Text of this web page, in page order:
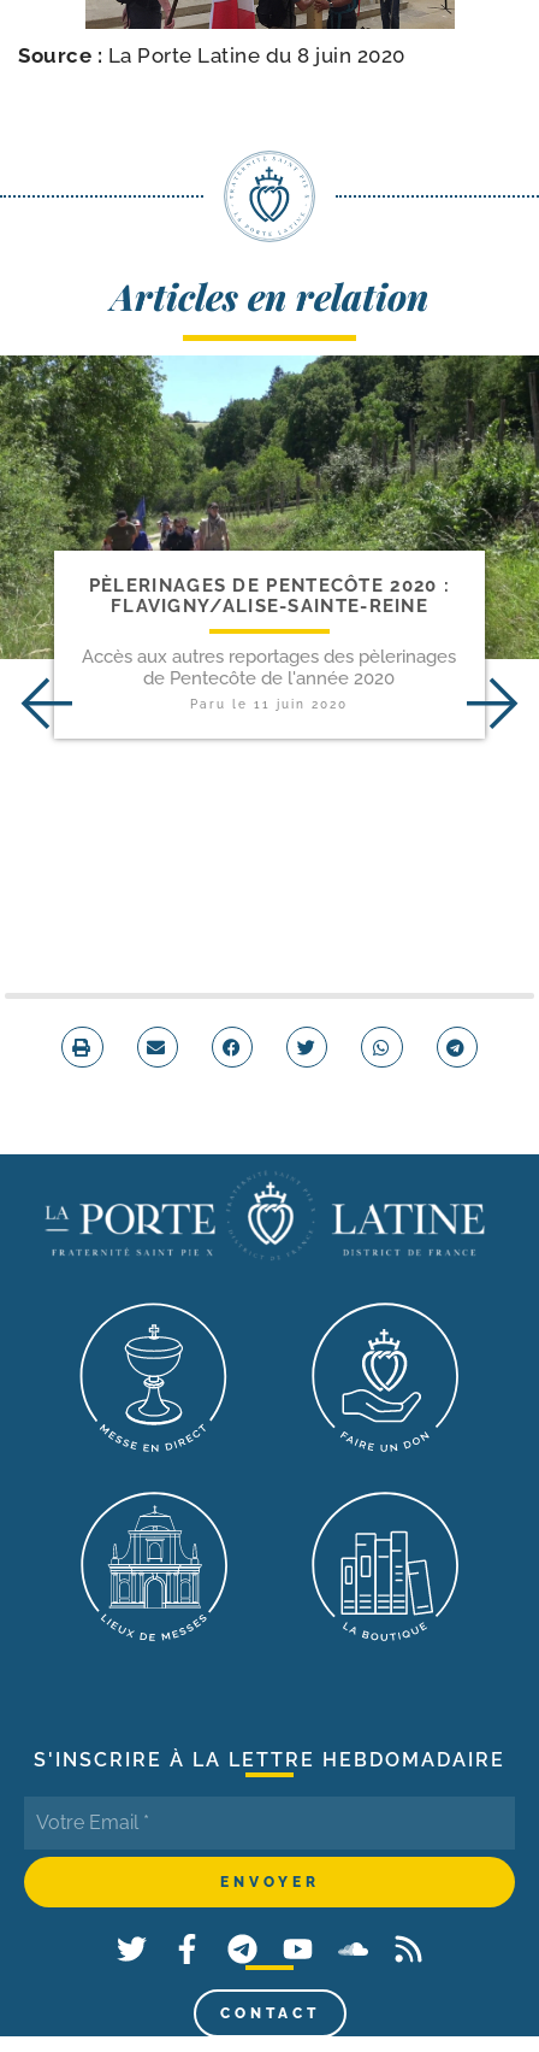
Source : La Porte Latine du 8 juin 2020
Articles en relation
PÈLERINAGES DE PENTECÔTE 2020 :
FLAVIGNY/​ALISE-​SAINTE-​REINE
Accès aux autres reportages des pèlerinages
de Pentecôte de l'année 2020
Paru le11 juin 2020
S'INSCRIRE À LA LETTRE HEBDOMADAIRE
CONTACT